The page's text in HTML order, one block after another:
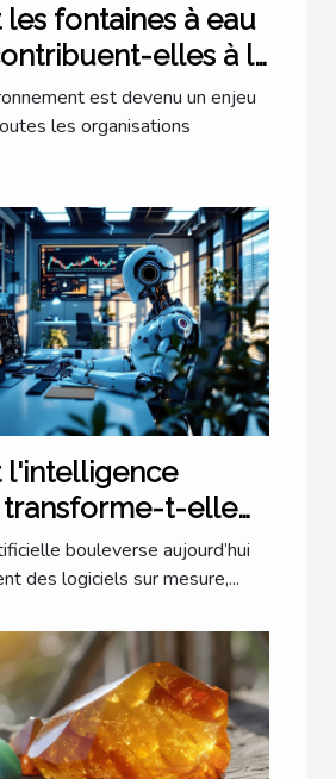
fontaines à eau
elles à la
?
est devenu un enjeu
les organisations
l'intelligence
transforme-t-elle
sur mesure ?
bouleverse aujourd’hui
des logiciels sur mesure,...